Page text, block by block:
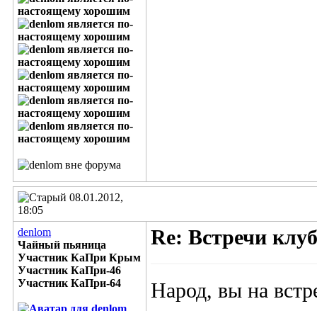
08.01.2012,
18:05
denlom
Чайный пьяница
Участник КаПри Крым
Участник КаПри-46
Участник КаПри-64
Re: Встречи
Народ, вы на